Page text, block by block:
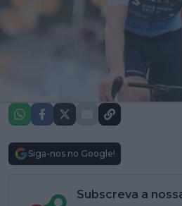
Siga-nos no Google!
Subscreva a